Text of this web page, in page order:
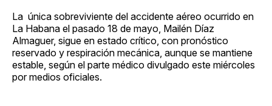
La única sobreviviente del accidente aéreo ocurrido en
La Habana el pasado 18 de mayo, Mailén Díaz
Almaguer, sigue en estado crítico, con pronóstico
reservado y respiración mecánica, aunque se mantiene
estable, según el parte médico divulgado este miércoles
por medios oficiales.